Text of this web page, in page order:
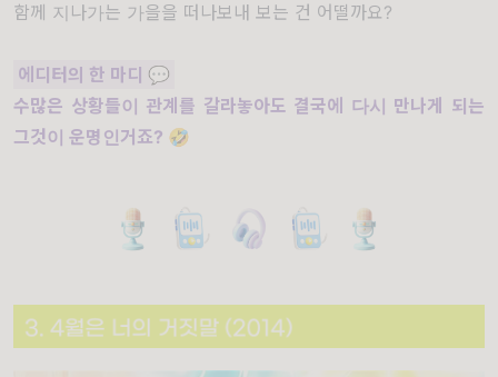
함께 지나가는 가을을 떠나보내 보는 건 어떨까요?
에디터의 한 마디 💬
수많은 상황들이 관계를 갈라놓아도 결국에 다시 만나게 되는
그것이 운명인거죠? 🤣